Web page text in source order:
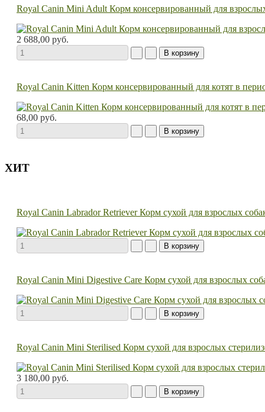
Royal Canin Mini Adult Корм консервированный для
2 688,00 руб.
Royal Canin Kitten Корм консервированный для котят в
68,00 руб.
ХИТ
Royal Canin Labrador Retriever Корм сухой для взрослых
Royal Canin Mini Digestive Care Корм сухой для взрослых
Royal Canin Mini Sterilised Корм сухой для взрослых
3 180,00 руб.